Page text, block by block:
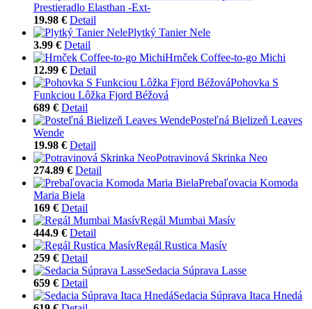
Prestieradlo Elasthan -Ext-
19.98 € Detail
Plytký Tanier Nele
3.99 € Detail
Hrnček Coffee-to-go Michi
12.99 € Detail
Pohovka S
Funkciou Lôžka Fjord Béžová
689 € Detail
Posteľná Bielizeň Leaves
Wende
19.98 € Detail
Potravinová Skrinka Neo
274.89 € Detail
Prebaľovacia Komoda
Maria Biela
169 € Detail
Regál Mumbai Masív
444.9 € Detail
Regál Rustica Masív
259 € Detail
Sedacia Súprava Lasse
659 € Detail
Sedacia Súprava Itaca Hnedá